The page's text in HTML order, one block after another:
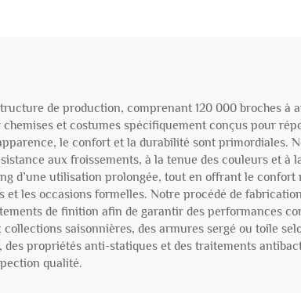
de production, comprenant 120 000 broches à
et costumes spécifiquement conçus pour
le confort et la durabilité sont primordiales.
aux froissements, à la tenue des couleurs et à
d’une utilisation prolongée, tout en offrant le confort
les occasions formelles. Notre procédé de
de finition afin de garantir des performances
saisonnières, des armures sergé ou toile
propriétés anti-statiques et des traitements
qualité.